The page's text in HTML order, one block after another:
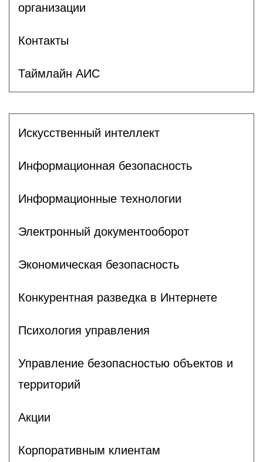
организации
Контакты
Таймлайн АИС
Искусственный интеллект
Информационная безопасность
Информационные технологии
Электронный документооборот
Экономическая безопасность
Конкурентная разведка в Интернете
Психология управления
Управление безопасностью объектов и
территорий
Акции
Корпоративным клиентам